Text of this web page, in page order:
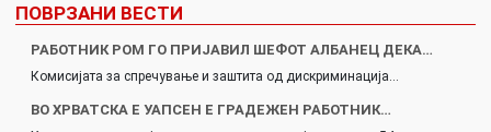
ПОВРЗАНИ ВЕСТИ
РАБОТНИК РОМ ГО ПРИЈАВИЛ ШЕФОТ АЛБАНЕЦ ДЕКА…
Комисијата за спречување и заштита од дискриминација…
ВО ХРВАТСКА Е УАПСЕН Е ГРАДЕЖЕН РАБОТНИК…